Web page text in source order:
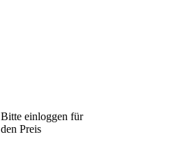
Bitte einloggen für
den Preis